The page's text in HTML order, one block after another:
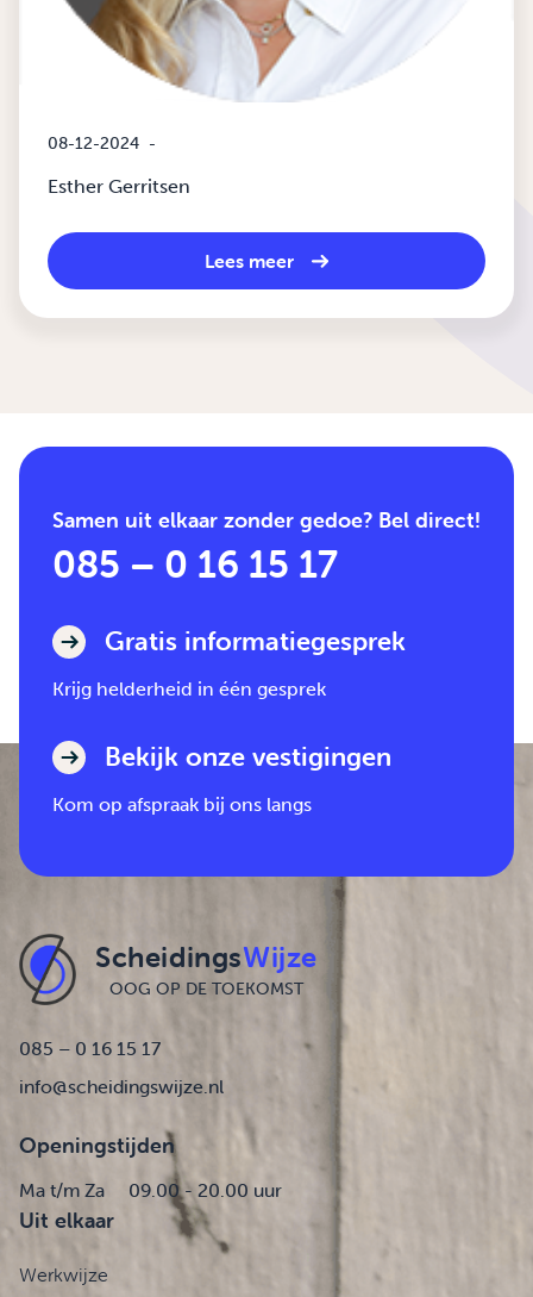
08-12-2024 -
Esther Gerritsen
Lees meer
Samen uit elkaar zonder gedoe? Bel direct!
085 – 0 16 15 17
Gratis informatiegesprek
Krijg helderheid in één gesprek
Bekijk onze vestigingen
Kom op afspraak bij ons langs
ScheidingsWijze
OOG OP DE TOEKOMST
085 – 0 16 15 17
info@scheidingswijze.nl
Openingstijden
Ma t/m Za 09.00 - 20.00 uur
Uit elkaar
Werkwijze